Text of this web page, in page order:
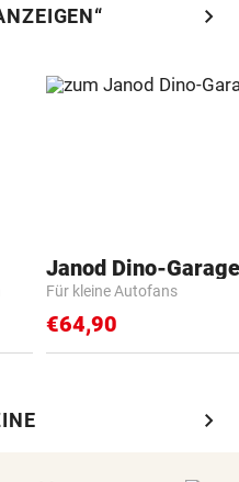
chevron_right
Janod Dino-Garage
Für kleine Autofans
€64,90
chevron_right